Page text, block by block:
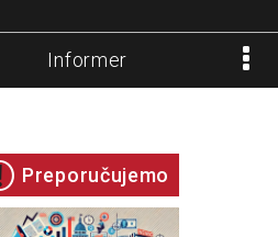
Informer
Preporučujemo